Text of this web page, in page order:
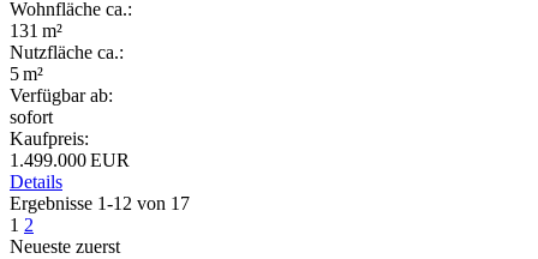
Wohnfläche ca.:
131 m²
Nutzfläche ca.:
5 m²
Verfügbar ab:
sofort
Kaufpreis:
1.499.000 EUR
Details
Ergebnisse 1-12 von 17
1 2
Neueste zuerst